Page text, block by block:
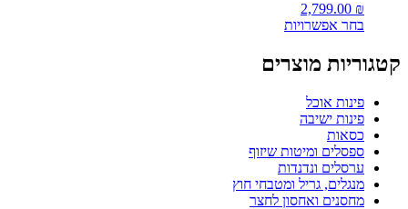
2,799.00 ₪
בחר אפשרויות
קטגוריות מוצרים
פינות אוכל
פינות ישיבה
כסאות
ספסלים ומיטות שיזוף
ערסלים ונדנדות
מנגלים, גריל ומטבחי חוץ
מחסנים ואחסון לחצר